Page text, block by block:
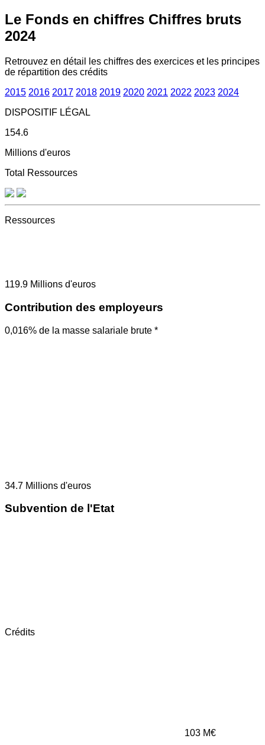
Le Fonds en chiffres Chiffres bruts
2024
Retrouvez en détail les chiffres des exercices et les principes
de répartition des crédits
2015 2016 2017 2018 2019 2020 2021 2022 2023 2024
DISPOSITIF LÉGAL
154.6
Millions d'euros
Total Ressources
Ressources
119.9 Millions d'euros
Contribution des employeurs
0,016% de la masse salariale brute *
34.7 Millions d'euros
Subvention de l'Etat
Crédits
103 M€